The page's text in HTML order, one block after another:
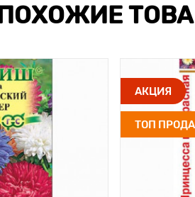
АКЦИЯ
ТОП